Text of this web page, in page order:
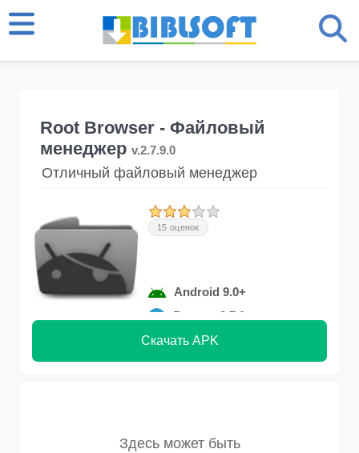
Root Browser - Файловый
менеджер v.2.7.9.0
Отличный файловый менеджер
15 оценок
Android 9.0+
Версия 2.7.9
Скачать APK